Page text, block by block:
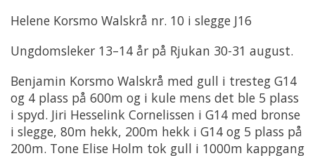
Helene Korsmo Walskrå nr. 10 i slegge J16
Ungdomsleker 13–14 år på Rjukan 30-31 august.
Benjamin Korsmo Walskrå med gull i tresteg G14
og 4 plass på 600m og i kule mens det ble 5 plass
i spyd. Jiri Hesselink Cornelissen i G14 med bronse
i slegge, 80m hekk, 200m hekk i G14 og 5 plass på
200m. Tone Elise Holm tok gull i 1000m kappgang